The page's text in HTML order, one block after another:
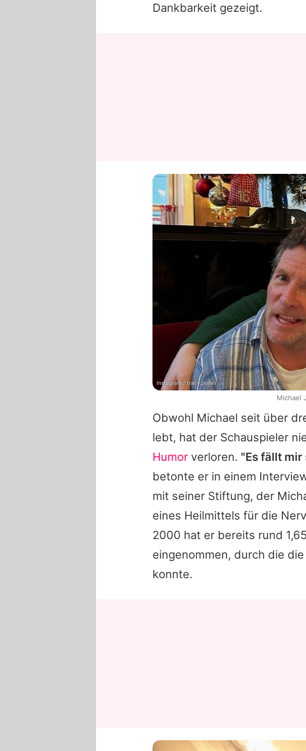
Dankbarkeit gezeigt.
Obwohl Michael seit über
lebt, hat der Schauspieler
Humor verloren. "Es fällt
betonte er in einem
mit seiner Stiftung, der
eines Heilmittels für die
2000 hat er bereits rund
eingenommen, durch die
konnte.
Instagram / tracy.pollan
Michael